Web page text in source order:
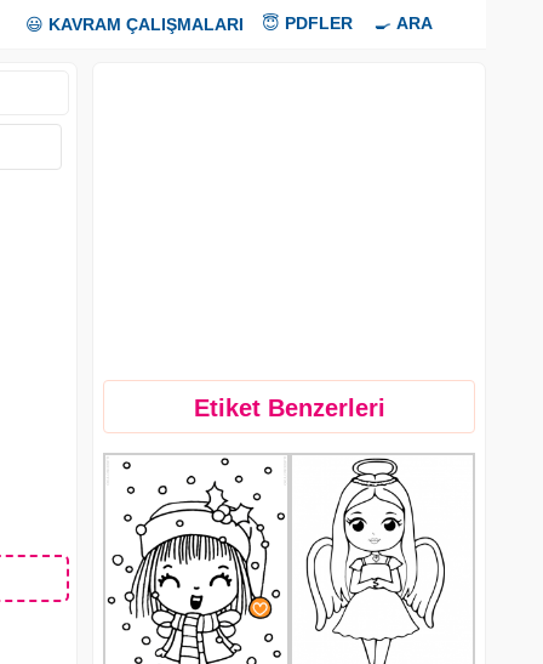
😃 KAVRAM ÇALIŞMALARI 😇 PDFLER 🍳 ARA
Etiket Benzerleri